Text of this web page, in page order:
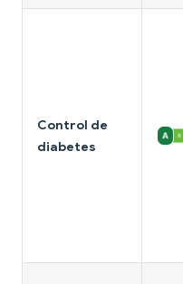
Control de
diabetes